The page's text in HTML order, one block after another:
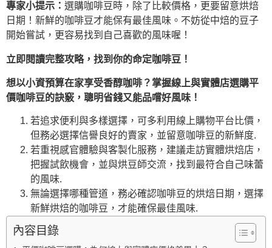
專家小提示： 選購咖啡豆時，除了比較價格，更要留意烘焙
日期！新鮮的咖啡豆才能保有最佳風味。不妨從中焙的豆子
開始嘗試，更容易找到自己喜歡的風味喔！
立即閱讀完整攻略，找到你的命定咖啡豆！
想以小資預算在家享受香醇咖啡？掌握線上與實體店選購平
價咖啡豆的訣竅，聰明省錢又能品嚐好風味！
若追求便利與多樣選擇，可多利用線上購物平台比價，
但務必選擇信譽良好的賣家，並留意咖啡豆的新鮮度.
若重視感官體驗與客製化服務，建議走訪實體烘焙店，
把握試飲機會，並與烘豆師交流，找到最符合自己味蕾
的風味.
無論選擇哪種管道，務必確認咖啡豆的烘焙日期，選擇
新鮮烘焙的咖啡豆，才能確保最佳風味.
內容目錄